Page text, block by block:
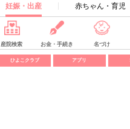
妊娠・出産 赤ちゃん・育児
産院検索 お金・手続き 名づけ
ひよこクラブ アプリ